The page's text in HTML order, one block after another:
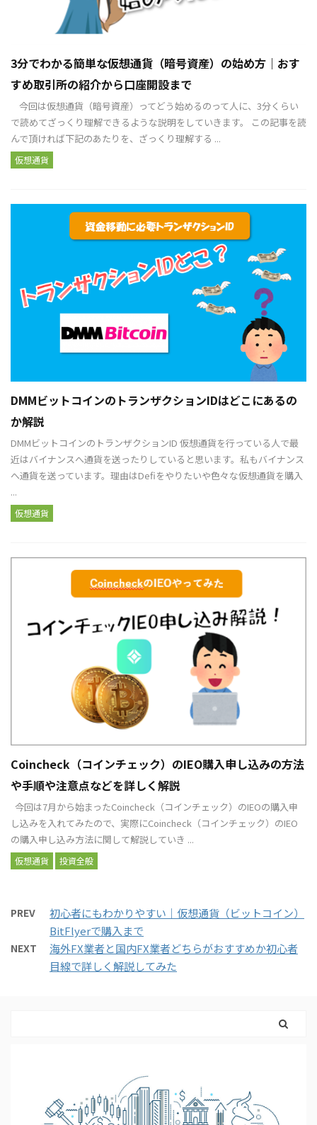
3分でわかる簡単な仮想通貨（暗号資産）の始め方｜おす
すめ取引所の紹介から口座開設まで
今回は仮想通貨（暗号資産）ってどう始めるのって人に、3分くらい
で読めてざっくり理解できるような説明をしていきます。 この記事を読
んで頂ければ下記のあたりを、ざっくり理解する ...
仮想通貨
DMMビットコインのトランザクションIDはどこにあるの
か解説
DMMビットコインのトランザクションID 仮想通貨を行っている人で最
近はバイナンスへ通貨を送ったりしていると思います。私もバイナンス
へ通貨を送っています。理由はDefiをやりたいや色々な仮想通貨を購入
...
仮想通貨
Coincheck（コインチェック）のIEO購入申し込みの方法
や手順や注意点などを詳しく解説
今回は7月から始まったCoincheck（コインチェック）のIEOの購入申
し込みを入れてみたので、実際にCoincheck（コインチェック）のIEO
の購入申し込み方法に関して解説していき ...
仮想通貨 投資全般
PREV
初心者にもわかりやすい｜仮想通貨（ビットコイン）
BitFlyerで購入まで
NEXT
海外FX業者と国内FX業者どちらがおすすめか初心者
目線で詳しく解説してみた